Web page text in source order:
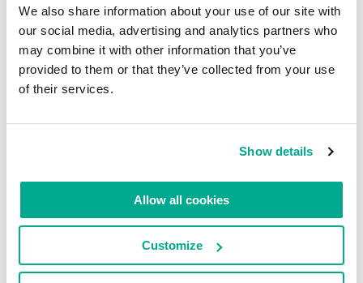
We also share information about your use of our site with
our social media, advertising and analytics partners who
may combine it with other information that you’ve
provided to them or that they’ve collected from your use
of their services.
Show details
Allow all cookies
Customize